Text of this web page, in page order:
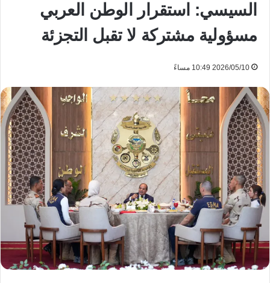
السيسي: استقرار الوطن العربي
مسؤولية مشتركة لا تقبل التجزئة
2026/05/10 10:49 مساءً